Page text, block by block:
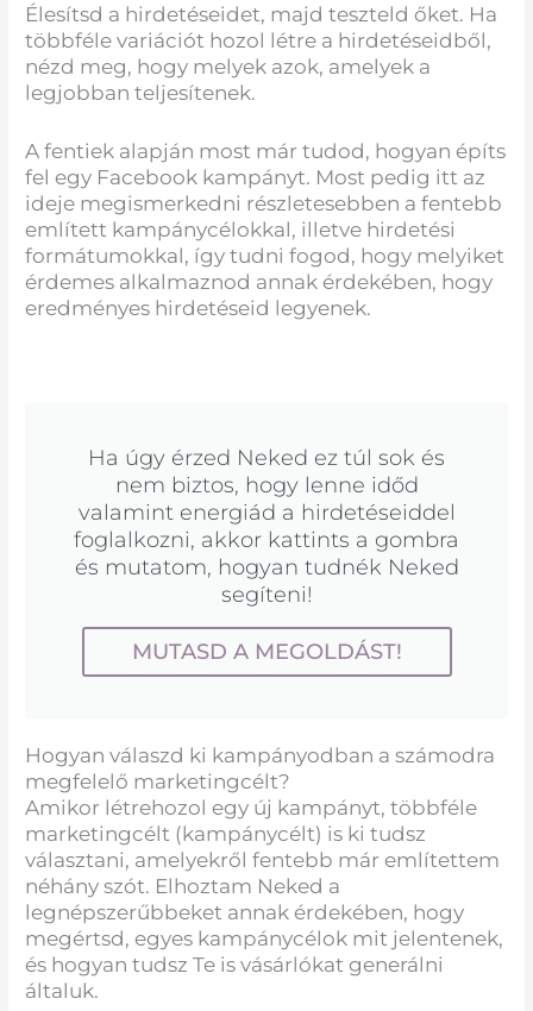
Élesítsd a hirdetéseidet, majd teszteld őket. Ha
többféle variációt hozol létre a hirdetéseidből,
nézd meg, hogy melyek azok, amelyek a
legjobban teljesítenek.
A fentiek alapján most már tudod, hogyan építs
fel egy Facebook kampányt. Most pedig itt az
ideje megismerkedni részletesebben a fentebb
említett kampánycélokkal, illetve hirdetési
formátumokkal, így tudni fogod, hogy melyiket
érdemes alkalmaznod annak érdekében, hogy
eredményes hirdetéseid legyenek.
Ha úgy érzed Neked ez túl sok és
nem biztos, hogy lenne időd
valamint energiád a hirdetéseiddel
foglalkozni, akkor kattints a gombra
és mutatom, hogyan tudnék Neked
segíteni!
MUTASD A MEGOLDÁST!
Hogyan válaszd ki kampányodban a számodra
megfelelő marketingcélt?
Amikor létrehozol egy új kampányt, többféle
marketingcélt (kampánycélt) is ki tudsz
választani, amelyekről fentebb már említettem
néhány szót. Elhoztam Neked a
legnépszerűbbeket annak érdekében, hogy
megértsd, egyes kampánycélok mit jelentenek,
és hogyan tudsz Te is vásárlókat generálni
általuk.